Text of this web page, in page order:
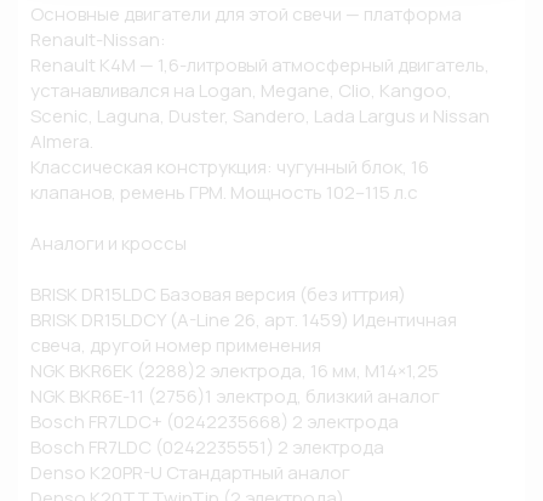
Основные двигатели для этой свечи — платформа
Renault-Nissan:
Renault K4M — 1,6-литровый атмосферный двигатель,
устанавливался на Logan, Megane, Clio, Kangoo,
Scenic, Laguna, Duster, Sandero, Lada Largus и Nissan
Almera.
Классическая конструкция: чугунный блок, 16
клапанов, ремень ГРМ. Мощность 102–115 л.с
Аналоги и кроссы
BRISK DR15LDC Базовая версия (без иттрия)
BRISK DR15LDCY (A-Line 26, арт. 1459) Идентичная
свеча, другой номер применения
NGK BKR6EK (2288)2 электрода, 16 мм, M14×1,25
NGK BKR6E-11 (2756)1 электрод, близкий аналог
Bosch FR7LDC+ (0242235668) 2 электрода
Bosch FR7LDC (0242235551) 2 электрода
Denso K20PR-U Стандартный аналог